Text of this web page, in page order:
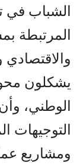
الشباب في
المرتبطة
يشكلون
الوطني،
التوجيهات
ومشاريع